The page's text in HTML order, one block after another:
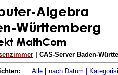
| CAS-Server Baden-
Alle nach Datum